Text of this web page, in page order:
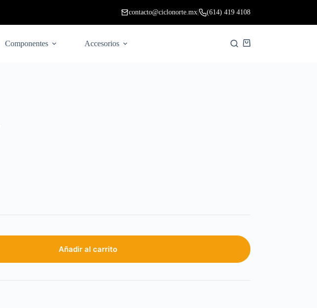
contacto@ciclonorte.mx| (614) 419 4108
Componentes Accesorios
Añadir al carrito